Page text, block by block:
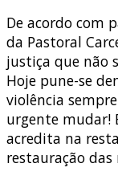
De acordo com
da Pastoral
justiça que não
Hoje pune-se
violência
urgente mudar!
acredita na
restauração das